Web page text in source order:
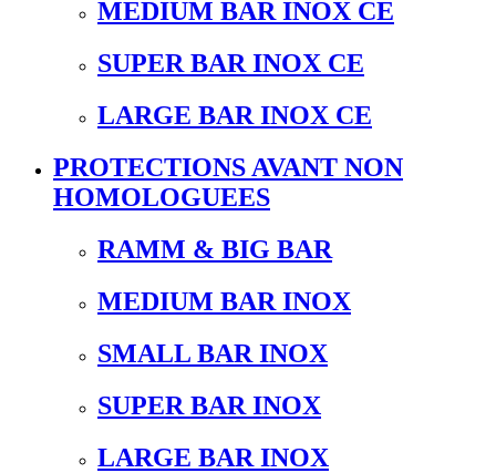
MEDIUM BAR INOX CE
SUPER BAR INOX CE
LARGE BAR INOX CE
PROTECTIONS AVANT NON
HOMOLOGUEES
RAMM & BIG BAR
MEDIUM BAR INOX
SMALL BAR INOX
SUPER BAR INOX
LARGE BAR INOX